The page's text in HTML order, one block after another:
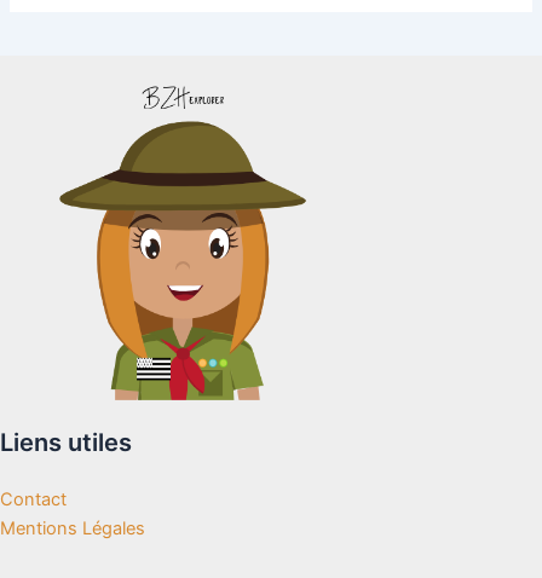
Liens utiles
Contact
Mentions Légales